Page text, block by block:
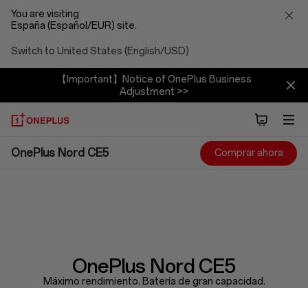
You are visiting
España (Español/EUR) site.
Switch to United States (English/USD)
【Important】Notice of OnePlus Business
Adjustment >>
OnePlus
OnePlus Nord CE5 Comprar ahora
OnePlus Nord CE5
Máximo rendimiento. Batería de gran capacidad.